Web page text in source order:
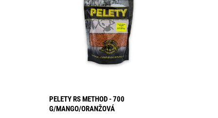
PELETY RS METHOD - 700
G/MANGO/ORANŽOVÁ